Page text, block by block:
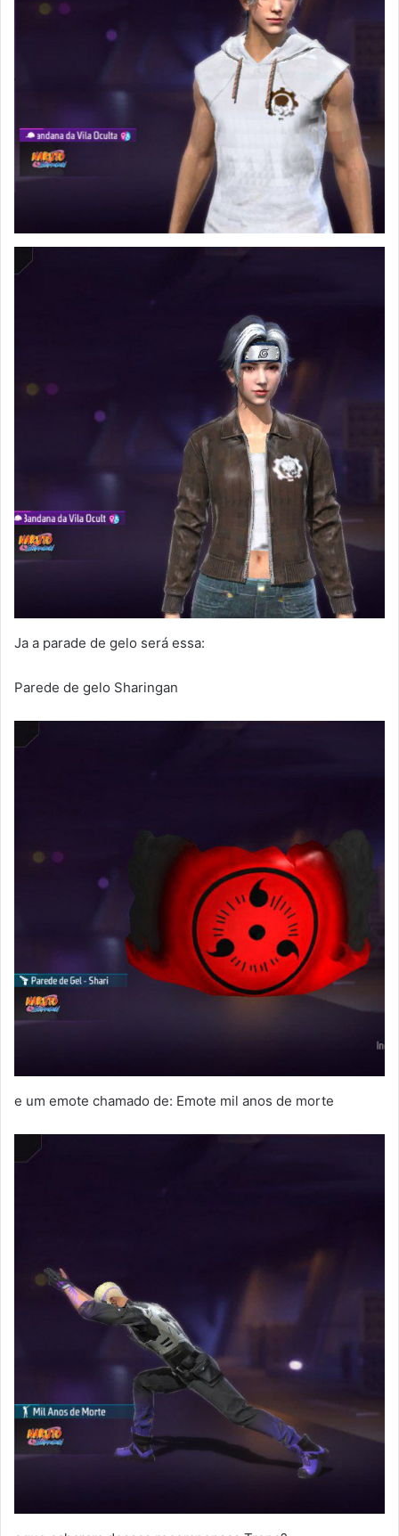
Ja a parade de gelo será essa:
Parede de gelo Sharingan
e um emote chamado de: Emote mil anos de morte